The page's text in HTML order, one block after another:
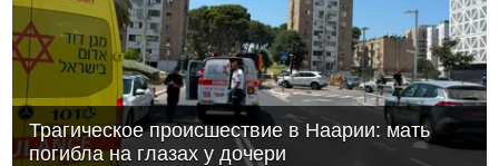
Трагическое происшествие в Наарии: мать
погибла на глазах у дочери